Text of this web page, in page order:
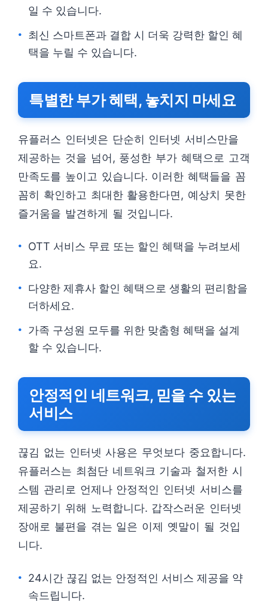
일 수 있습니다.
최신 스마트폰과 결합 시 더욱 강력한 할인 혜
택을 누릴 수 있습니다.
특별한 부가 혜택, 놓치지 마세요
유플러스 인터넷은 단순히 인터넷 서비스만을
제공하는 것을 넘어, 풍성한 부가 혜택으로 고객
만족도를 높이고 있습니다. 이러한 혜택들을 꼼
꼼히 확인하고 최대한 활용한다면, 예상치 못한
즐거움을 발견하게 될 것입니다.
OTT 서비스 무료 또는 할인 혜택을 누려보세
요.
다양한 제휴사 할인 혜택으로 생활의 편리함을
더하세요.
가족 구성원 모두를 위한 맞춤형 혜택을 설계
할 수 있습니다.
안정적인 네트워크, 믿을 수 있는
서비스
끊김 없는 인터넷 사용은 무엇보다 중요합니다.
유플러스는 최첨단 네트워크 기술과 철저한 시
스템 관리로 언제나 안정적인 인터넷 서비스를
제공하기 위해 노력합니다. 갑작스러운 인터넷
장애로 불편을 겪는 일은 이제 옛말이 될 것입
니다.
24시간 끊김 없는 안정적인 서비스 제공을 약
속드립니다.